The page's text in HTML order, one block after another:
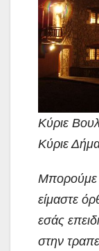
Κύριε
Κύριε
Μπορούμε
είμαστε
εσάς
στην